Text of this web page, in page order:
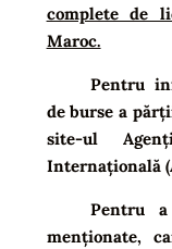
complete de
Maroc.
Pentru
de burse a
site-ul
Internațională
Pentru
menționate,